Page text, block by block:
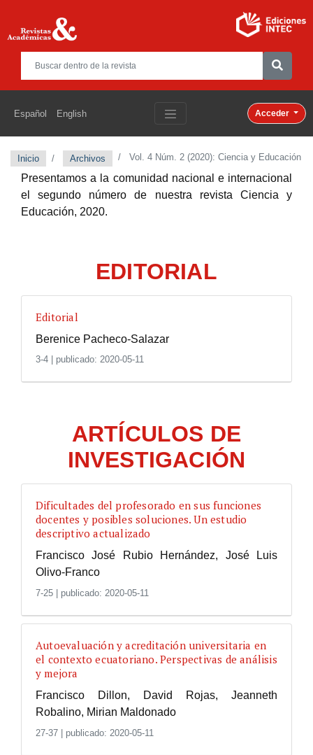
Español English Acceder
Inicio Archivos Vol. 4 Núm. 2 (2020): Ciencia y Educación
Presentamos a la comunidad nacional e internacional
el segundo número de nuestra revista Ciencia y
Educación, 2020.
EDITORIAL
Editorial
Berenice Pacheco-Salazar
3-4 publicado: 2020-05-11
ARTÍCULOS DE
INVESTIGACIÓN
Dificultades del profesorado en sus funciones
docentes y posibles soluciones. Un estudio
descriptivo actualizado
Francisco José Rubio Hernández, José Luis
Olivo-Franco
7-25 publicado: 2020-05-11
Autoevaluación y acreditación universitaria en
el contexto ecuatoriano. Perspectivas de análisis
y mejora
Francisco Dillon, David Rojas, Jeanneth
Robalino, Mirian Maldonado
27-37 publicado: 2020-05-11